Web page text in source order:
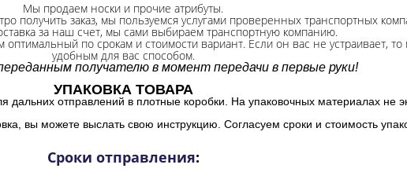
Мы продаем носки и прочие атрибуты.
получить заказ, мы пользуемся услугами проверенных транспортных
за наш счет, мы сами выбираем транспортную компанию.
по срокам и стоимости вариант. Если он вас не устраивает, то
удобным для вас способом.
получателю в момент передачи в первые руки!
УПАКОВКА ТОВАРА
дальних отправлений в плотные коробки. На упаковочных материалах не
вы можете выслать свою инструкцию. Согласуем сроки и стоимость
Сроки отправления: